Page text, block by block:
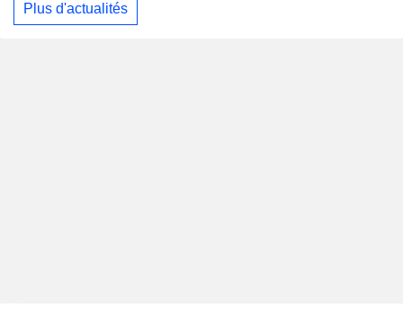
Plus d'actualités